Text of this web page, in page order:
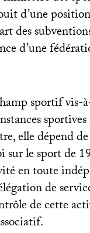
d’une
des
d’une
sportif vis-
elle dépend
sur le sport de
en toute
de
de cette